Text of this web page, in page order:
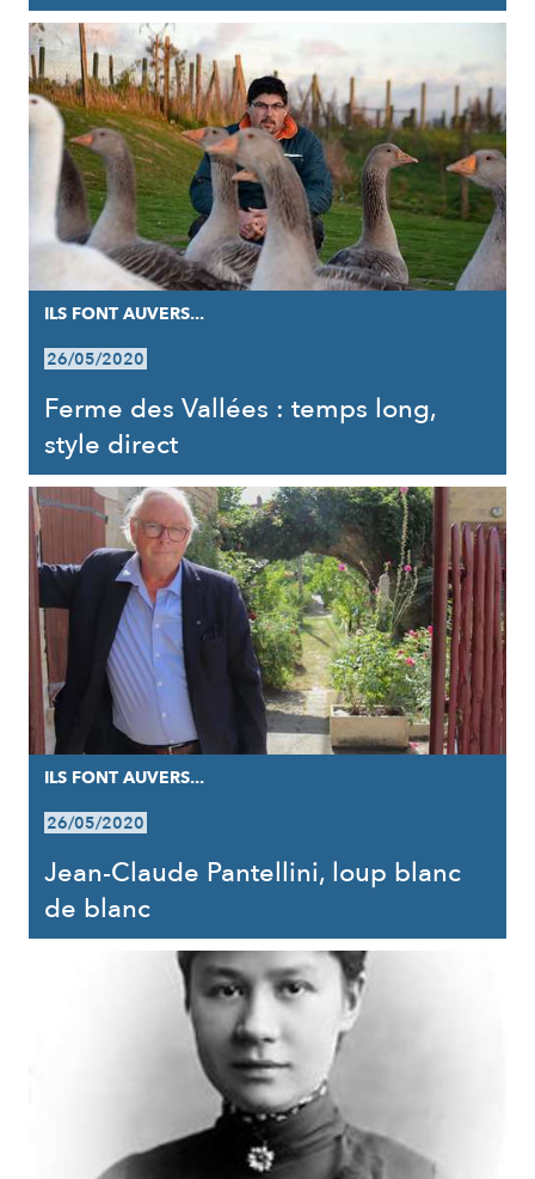
ILS FONT AUVERS...
26/05/2020
Ferme des Vallées : temps long,
style direct
ILS FONT AUVERS...
26/05/2020
Jean-Claude Pantellini, loup blanc
de blanc